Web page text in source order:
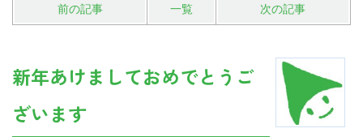
前の記事 一覧 次の記事
新年あけましておめでとうご
ざいます